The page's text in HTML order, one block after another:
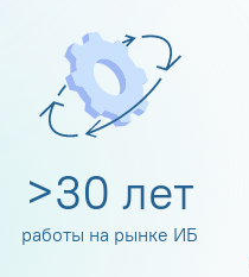
>30 лет
работы на рынке ИБ